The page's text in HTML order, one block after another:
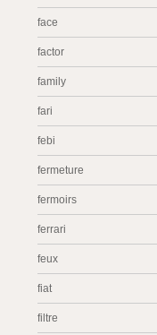
face
factor
family
fari
febi
fermeture
fermoirs
ferrari
feux
fiat
filtre